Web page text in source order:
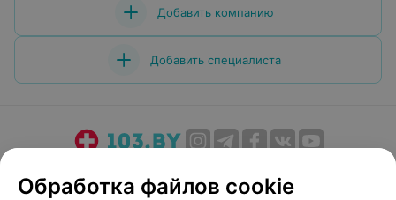
Добавить компанию
Добавить специалиста
Медицинский маркетинг
Публичный договор
Обработка файлов cookie